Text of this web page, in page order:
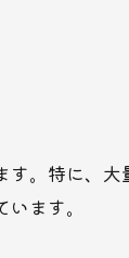
。特に、大
ます。